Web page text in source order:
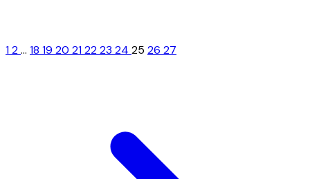
12... 18 19 20 212223 24 25 26 27